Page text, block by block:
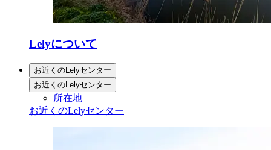
Lelyについて
お近くのLelyセンター
お近くのLelyセンター
所在地
お近くのLelyセンター